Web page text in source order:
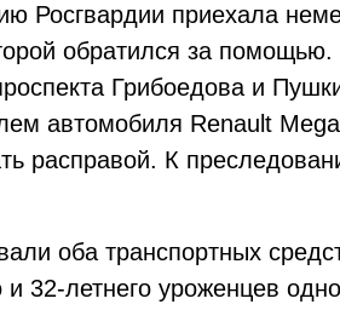
Росгвардии приехала
обратился за
Грибоедова и
автомобиля Renault
расправой. К
оба транспортных
32-летнего уроженцев